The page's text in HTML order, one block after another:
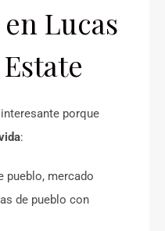
Lucas
porque
:
pueblo, mercado
de pueblo con